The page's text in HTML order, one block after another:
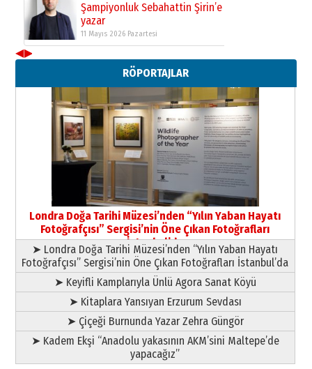
Şampiyonluk Sebahattin Şirin’e
yazar
11 Mayıs 2026 Pazartesi
Neşat YALÇIN
Paranın Aile Kültüründeki Yeri
03 Ağustos 2026 Pazartesi
Yıldırım Gündoğdu
HAVVA’NIN ÜÇ KIZI
09 Temmuz 2026 Perşembe
Yusuf POLAT
Şampiyonluk Sebahattin Şirin’e
yazar
11 Mayıs 2026 Pazartesi
◀▶
RÖPORTAJLAR
Londra Doğa Tarihi Müzesi’nden “Yılın Yaban Hayatı
Fotoğrafçısı” Sergisi’nin Öne Çıkan Fotoğrafları
İstanbul’da
➤ Londra Doğa Tarihi Müzesi’nden “Yılın Yaban Hayatı
Fotoğrafçısı” Sergisi’nin Öne Çıkan Fotoğrafları İstanbul’da
➤ Keyifli Kamplarıyla Ünlü Agora Sanat Köyü
➤ Kitaplara Yansıyan Erzurum Sevdası
➤ Çiçeği Burnunda Yazar Zehra Güngör
➤ Kadem Ekşi “Anadolu yakasının AKM’sini Maltepe’de
yapacağız”